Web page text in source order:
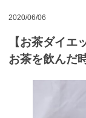
2020/06/06
【お茶ダイエ
お茶を飲んだ